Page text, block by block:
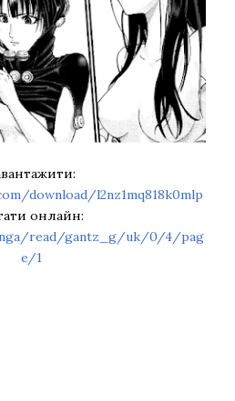
download/l2nz1mq818k0mlp
онлайн:
read/gantz_g/uk/0/4/pag
e/1